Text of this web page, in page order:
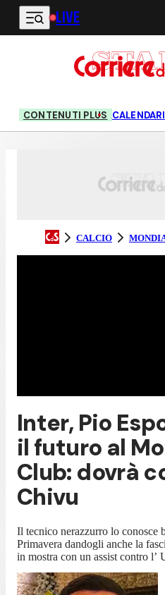
Vai al contenuto principale
LIVE
CONTENUTI PLUS
CALCIO
Inter, Pio
il futuro al
Club: dovrà
Chivu
Il tecnico nerazzurro lo conosce
Primavera dandogli anche la
in mostra con un assist contro l’